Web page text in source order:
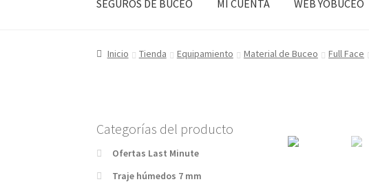
SEGUROS DE BUCEO MI CUENTA WEB YOBUCEO
Inicio Tienda Equipamiento Material de Buceo Full Face
Categorías del producto
Ofertas Last Minute
Traje húmedos 7 mm